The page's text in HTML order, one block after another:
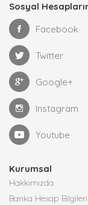
Sosyal
Facebook
Twitter
Google+
Instagram
Youtube
Kurumsal
Hakkımızda
Banka Hesap Bilgileri